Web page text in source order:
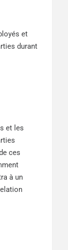
et
durant
et les
ces
à un